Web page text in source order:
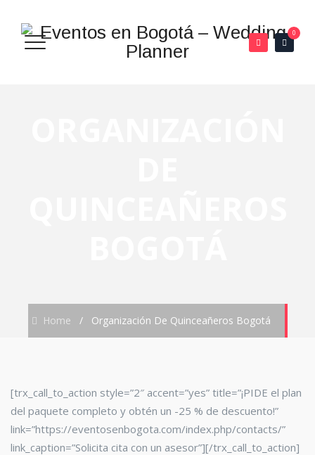
0
Home / Organización De Quinceañeros Bogotá
[trx_call_to_action style=”2″ accent=”yes” title=”¡PIDE el plan
del paquete completo y obtén un -25 % de descuento!”
link=”https://eventosenbogota.com/index.php/contacts/”
link_caption=”Solicita cita con un asesor”][/trx_call_to_action]